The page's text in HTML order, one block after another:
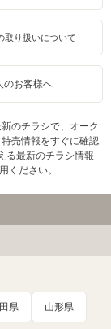
取り扱いについて
のお客様へ
のチラシで、オーク
売情報をすぐに確認
る最新のチラシ情報
ください。
県 山形県